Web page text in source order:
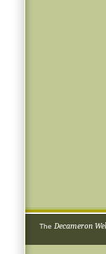
The Decameron